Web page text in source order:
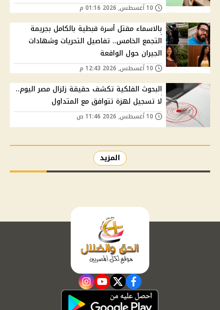
بالاسماء مقتل أسرة قبطية بالكامل بجريمة
التجمع الخامس.. تفاصيل التحريات وشهادات
الجيران حول الواقعة
البحوث الفلكية تكشف حقيقة زلزال مصر اليوم..
لا تسجيل لهزة تتوافق مع المتداول
المزيد
facebook
twitter
youtube
instagram